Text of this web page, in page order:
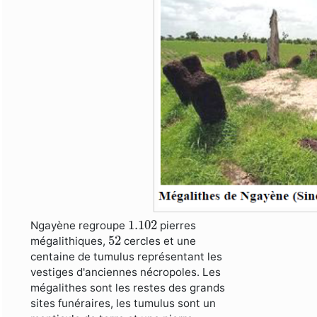
Ngayène regroupe 1.102
1.102 pierres
mégalithiques, 52
52cercles et une
centaine de tumulus représentant les
vestiges d'anciennes nécropoles. Les
mégalithes sont les restes des grands
sites funéraires, les tumulus sont un